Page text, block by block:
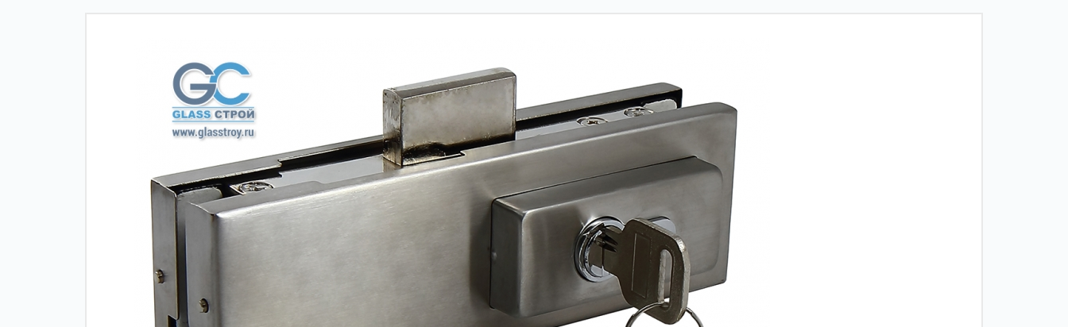
Зажимные
Фурнитура для
ограждений
(раздвижная
серия)
Фурнитура для
душевых
ограждений
(распашная серия)